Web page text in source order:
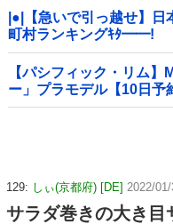
|●|【急いで引っ越せ】
町村ランキングｷﾀ━━!
【パシフィック・リム
ー」プラモデル【10日予
129: しぃ(京都府) [DE] 2022/
サラダ巻きの大き目